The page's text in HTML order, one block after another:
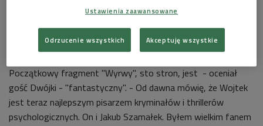
Zygmunt Miłoszewski Foto: PAP/Bartłomiej Zborowski
Początkowy fragment "Wyrwy", sto stron, jest - oceniał
gość Dwójki - "fantastyczny". - Od dawna mówię, że Wojtek
jest teraz najlepszym pisarzem kryminałów i thrillerów
psychologicznych. On i Jakub Szamałek. Byłem wielkim fanem
Ustawienia zaawansowane
Odrzucenie wszystkich Akceptuję wszystkie